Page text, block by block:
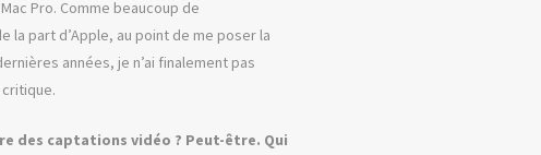
Pro. Comme beaucoup de
la part d’Apple, au point de me poser la
années, je n’ai finalement pas
des captations vidéo ? Peut-être. Qui